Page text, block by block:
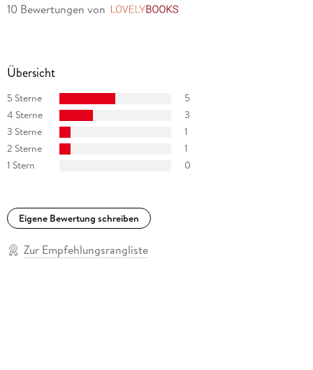
10 Bewertungen von
Übersicht
5 Sterne
5
4 Sterne
3
3 Sterne
1
2 Sterne
1
1 Stern
0
Eigene Bewertung schreiben
Zur Empfehlungsrangliste